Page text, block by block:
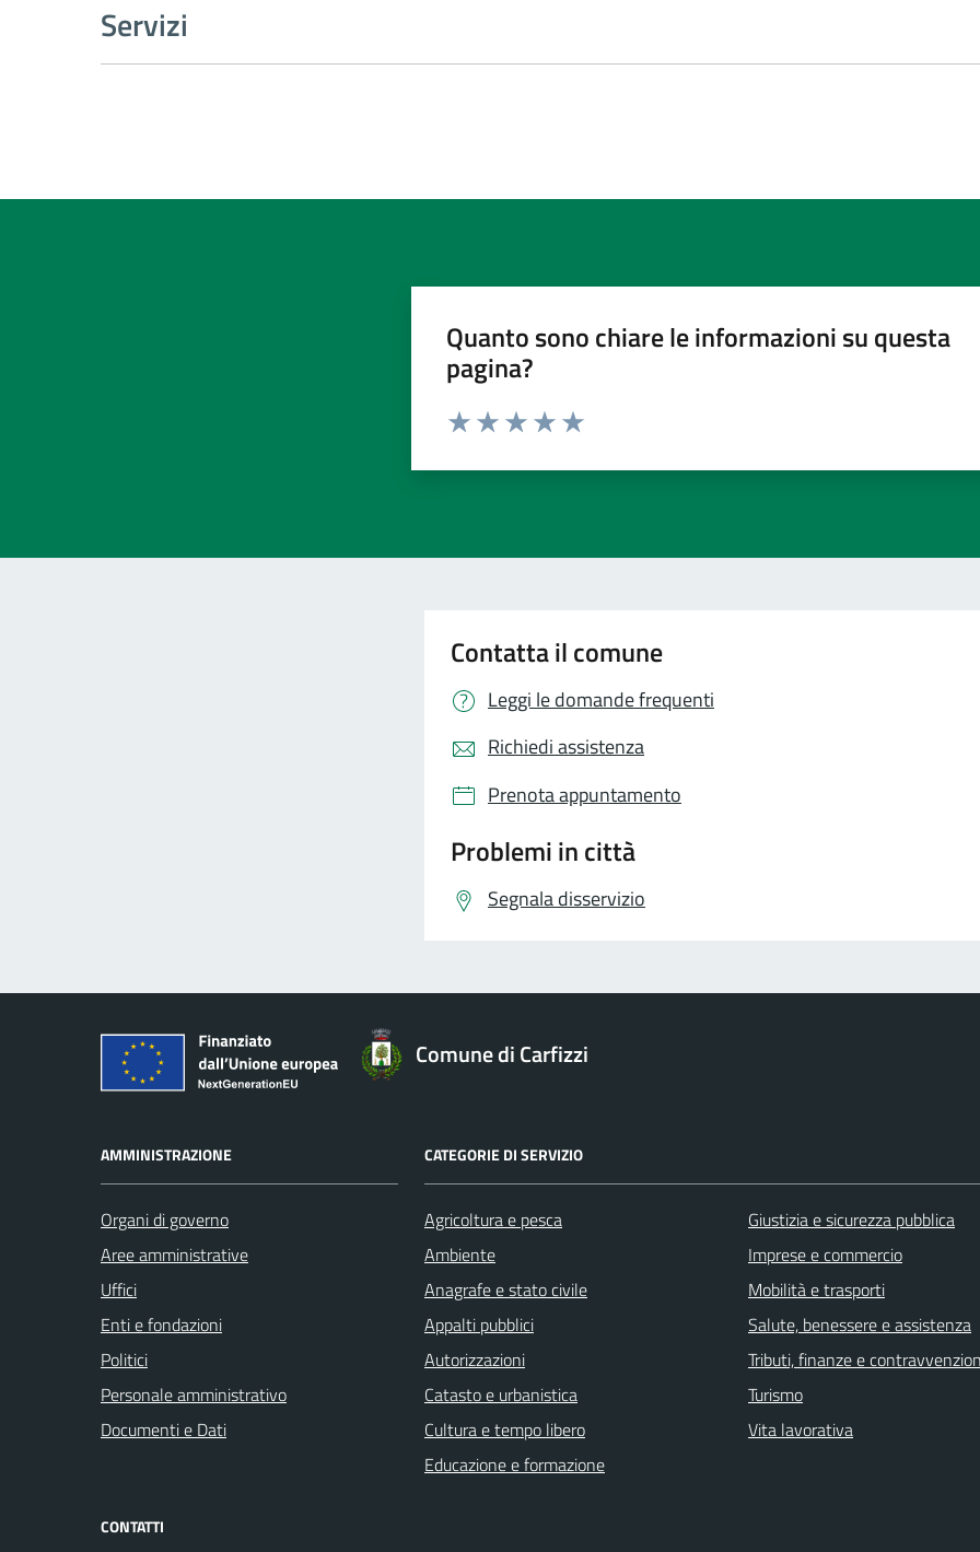
Servizi
Quanto sono chiare le informazioni su questa
pagina?
Contatta il comune
Leggi le domande frequenti
Richiedi assistenza
Prenota appuntamento
Problemi in città
Segnala disservizio
Comune di Carfizzi
AMMINISTRAZIONE
Organi di governo
Aree amministrative
Uffici
Enti e fondazioni
Politici
Personale amministrativo
Documenti e Dati
CATEGORIE DI SERVIZIO
Agricoltura e pesca
Ambiente
Anagrafe e stato civile
Appalti pubblici
Autorizzazioni
Catasto e urbanistica
Cultura e tempo libero
Educazione e formazione
Giustizia e sicurezza pubblica
Imprese e commercio
Mobilità e trasporti
Salute, benessere e assistenza
Tributi, finanze e
Turismo
Vita lavorativa
CONTATTI